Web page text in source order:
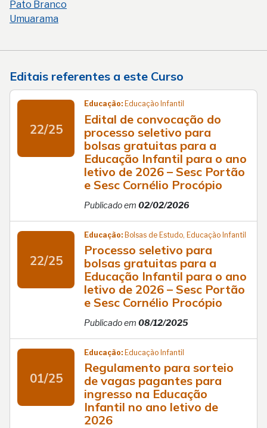
Pato Branco
Umuarama
Editais referentes a este Curso
22/25
Educação: Educação Infantil
Edital de convocação do
processo seletivo para
bolsas gratuitas para a
Educação Infantil para o ano
letivo de 2026 – Sesc Portão
e Sesc Cornélio Procópio
Publicado em 02/02/2026
22/25
Educação: Bolsas de Estudo, Educação Infantil
Processo seletivo para
bolsas gratuitas para a
Educação Infantil para o ano
letivo de 2026 – Sesc Portão
e Sesc Cornélio Procópio
Publicado em 08/12/2025
01/25
Educação: Educação Infantil
Regulamento para sorteio
de vagas pagantes para
ingresso na Educação
Infantil no ano letivo de
2026